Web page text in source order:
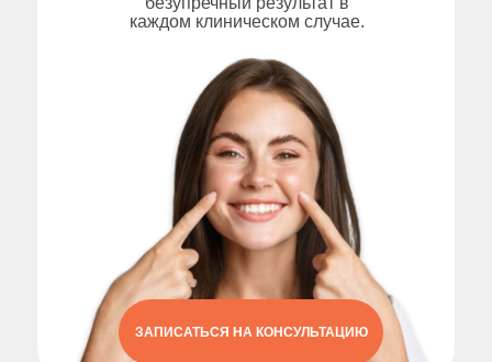
каждом клиническом случае.
ЗАПИСАТЬСЯ НА КОНСУЛЬТАЦИЮ